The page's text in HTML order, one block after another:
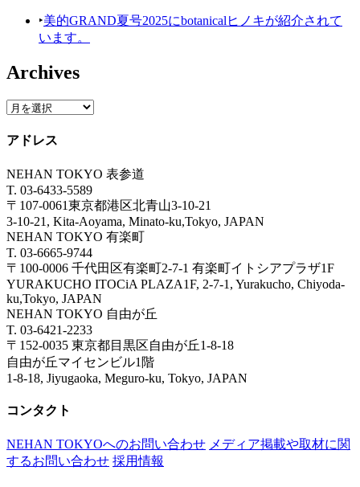
‣美的GRAND夏号2025にbotanicalヒノキが紹介されて
います。
Archives
アドレス
NEHAN TOKYO 表参道
T. 03-6433-5589
〒107-0061東京都港区北青山3-10-21
3-10-21, Kita-Aoyama, Minato-ku,Tokyo, JAPAN
NEHAN TOKYO 有楽町
T. 03-6665-9744
〒100-0006 千代田区有楽町2-7-1 有楽町イトシアプラザ1F
YURAKUCHO ITOCiA PLAZA1F, 2-7-1, Yurakucho, Chiyoda-
ku,Tokyo, JAPAN
NEHAN TOKYO 自由が丘
T. 03-6421-2233
〒152-0035 東京都目黒区自由が丘1-8-18
自由が丘マイセンビル1階
1-8-18, Jiyugaoka, Meguro-ku, Tokyo, JAPAN
コンタクト
NEHAN TOKYOへのお問い合わせ メディア掲載や取材に関
するお問い合わせ 採用情報